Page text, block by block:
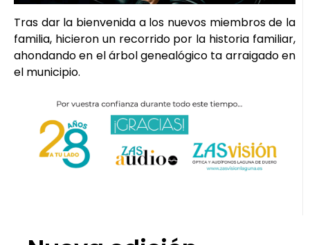
Tras dar la bienvenida a los nuevos miembros de la
familia, hicieron un recorrido por la historia familiar,
ahondando en el árbol genealógico ta arraigado en
el municipio.